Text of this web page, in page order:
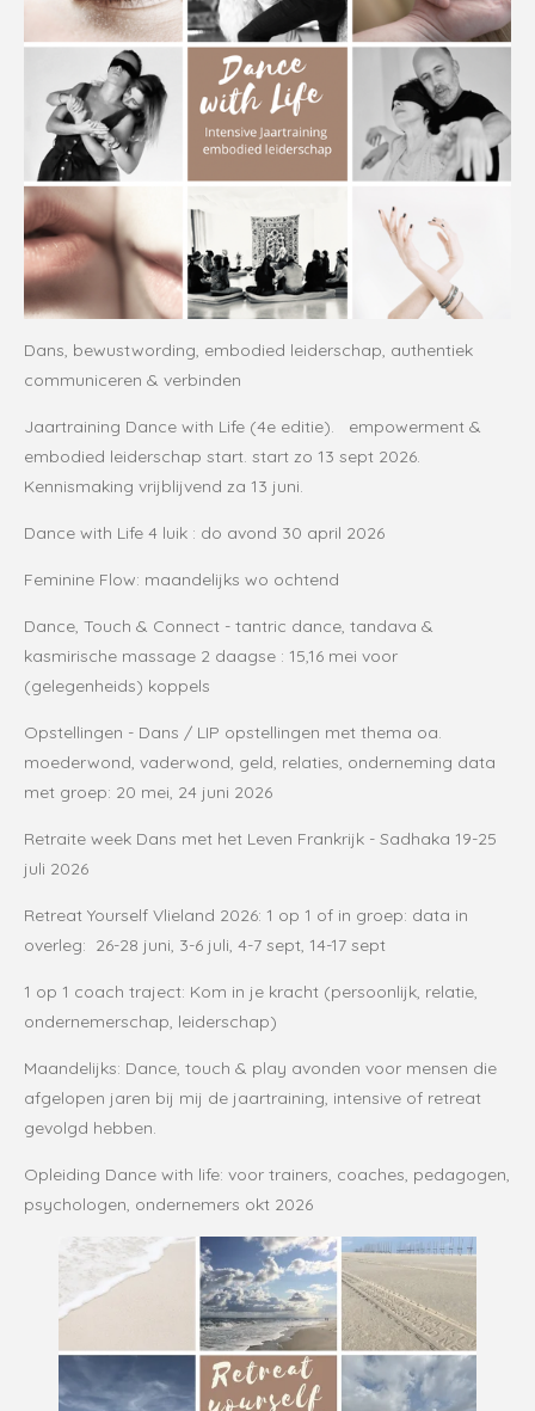
Dans, bewustwording, embodied leiderschap, authentiek
communiceren & verbinden
Jaartraining Dance with Life (4e editie). empowerment &
embodied leiderschap start. start zo 13 sept 2026.
Kennismaking vrijblijvend za 13 juni.
Dance with Life 4 luik : do avond 30 april 2026
Feminine Flow: maandelijks wo ochtend
Dance, Touch & Connect - tantric dance, tandava &
kasmirische massage 2 daagse : 15,16 mei voor
(gelegenheids) koppels
Opstellingen - Dans / LIP opstellingen met thema oa.
moederwond, vaderwond, geld, relaties, onderneming data
met groep: 20 mei, 24 juni 2026
Retraite week Dans met het Leven Frankrijk - Sadhaka 19-25
juli 2026
Retreat Yourself Vlieland 2026: 1 op 1 of in groep: data in
overleg: 26-28 juni, 3-6 juli, 4-7 sept, 14-17 sept
1 op 1 coach traject: Kom in je kracht (persoonlijk, relatie,
ondernemerschap, leiderschap)
Maandelijks: Dance, touch & play avonden voor mensen die
afgelopen jaren bij mij de jaartraining, intensive of retreat
gevolgd hebben.
Opleiding Dance with life: voor trainers, coaches, pedagogen,
psychologen, ondernemers okt 2026